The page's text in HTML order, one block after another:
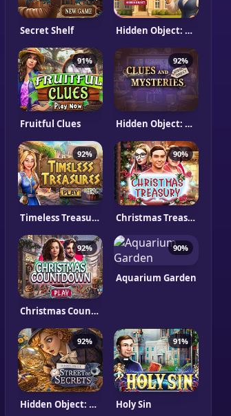
Secret Shelf Hidden Object: My Hotel
91%
Fruitful Clues
92%
Hidden Object: Clues and Mysteries
92%
Timeless Treasures
90%
Christmas Treasury
92%
Christmas Countdown
90%
Aquarium Garden
92%
Hidden Object: Street Of Secrets
91%
Holy Sin